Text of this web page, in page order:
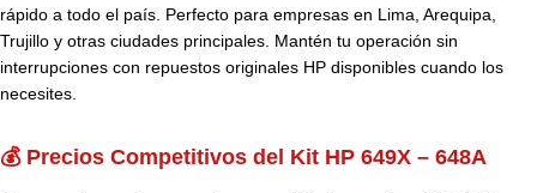
rápido a todo el país. Perfecto para empresas en Lima, Arequipa,
Trujillo y otras ciudades principales. Mantén tu operación sin
interrupciones con repuestos originales HP disponibles cuando los
necesites.
💰 Precios Competitivos del Kit HP 649X – 648A